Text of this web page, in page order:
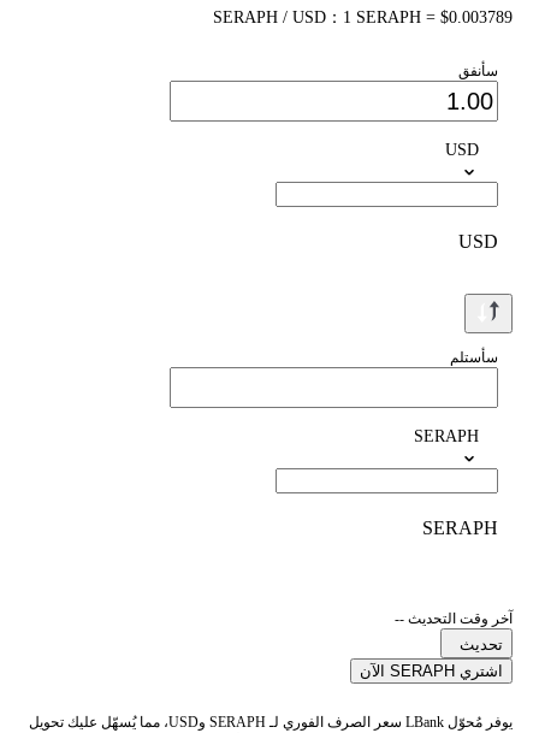
SERAPH / USD：1 SERAPH = $0.003789
سأنفق
USD
USD
سأستلم
SERAPH
SERAPH
آخر وقت التحديث --
تحديث
اشتري SERAPH الآن
يوفر مُحوّل LBank سعر الصرف الفوري لـ SERAPH وUSD، مما يُسهّل عليك تحويل